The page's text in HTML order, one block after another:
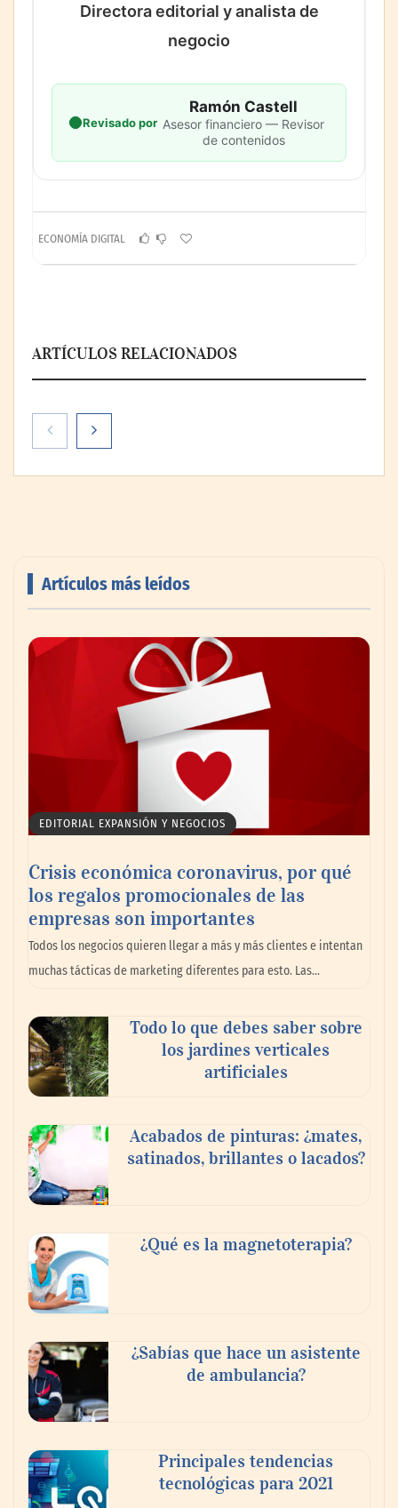
Directora editorial y analista de
negocio
Revisado por
Ramón Castell
Asesor financiero — Revisor
de contenidos
ECONOMÍA DIGITAL
ARTÍCULOS RELACIONADOS
NOVA: innovación y diseño que
transforman espacios de la mano de Tormo
Carlos Martínez, podólogo de la Unidad el
Pie de Policlínica Gipuzkoa y Podoactiva:
«El verano multiplica los problemas en los
pies por el uso excesivo de chanclas y la
exposición al calor»
La peluquería felina se consolida como una
especialidad muy demandada en el sector
de las mascotas
Livingreen B2B amplía su catálogo de
pisos deportivos para gimnasios en México
La llanta más cara puede ser la que menos
cuesta: Michelin lo demuestra ante notario
público
Artículos más leídos
EDITORIAL EXPANSIÓN Y NEGOCIOS
Crisis económica coronavirus, por qué
los regalos promocionales de las
empresas son importantes
Todos los negocios quieren llegar a más y más clientes e intentan
muchas tácticas de marketing diferentes para esto. Las…
Todo lo que debes saber sobre
los jardines verticales
artificiales
Acabados de pinturas: ¿mates,
satinados, brillantes o lacados?
¿Qué es la magnetoterapia?
¿Sabías que hace un asistente
de ambulancia?
Principales tendencias
tecnológicas para 2021